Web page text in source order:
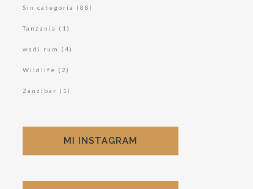
Sin categoría (88)
Tanzania (1)
wadi rum (4)
Wildlife (2)
Zanzibar (1)
MI INSTAGRAM